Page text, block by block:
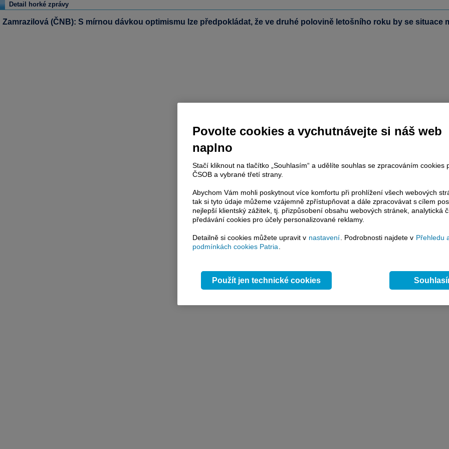
Detail horké zprávy
Zamrazilová (ČNB): S mírnou dávkou optimismu lze předpokládat, že ve druhé polovině letošního roku by se situace
Povolte cookies a vychutnávejte si náš web
naplno
Stačí kliknout na tlačítko „Souhlasím“ a udělíte souhlas se zpracováním cookies
ČSOB a vybrané třetí strany.
Abychom Vám mohli poskytnout více komfortu při prohlížení všech webových
tak si tyto údaje můžeme vzájemně zpřístupňovat a dále zpracovávat s cílem
nejlepší klientský zážitek, tj. přizpůsobení obsahu webových stránek, analytická
předávání cookies pro účely personalizované reklamy.
Detailně si cookies můžete upravit v nastavení . Podrobnosti najdete v Přehledu
podmínkách cookies Patria
Použít jen technické cookies